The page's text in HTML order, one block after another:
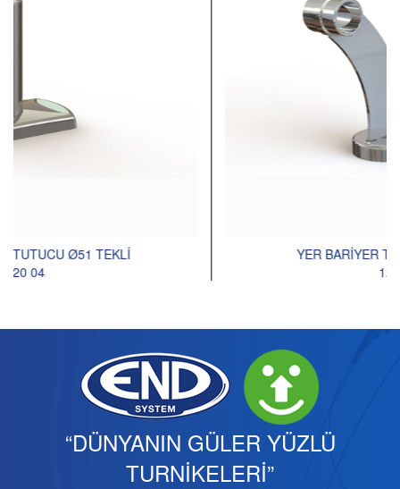
YER BARİYER TUTUCU Ø40 ORTA
“DÜNYANIN GÜLER YÜZLÜ
TURNİKELERİ”